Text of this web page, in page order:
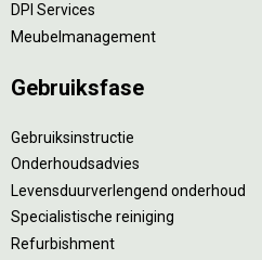
DPI Services
Meubelmanagement
Gebruiksfase
Gebruiksinstructie
Onderhoudsadvies
Levensduurverlengend onderhoud
Specialistische reiniging
Refurbishment